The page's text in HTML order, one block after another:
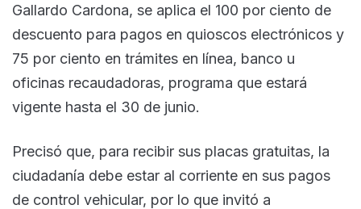
Gallardo Cardona, se aplica el 100 por ciento de
descuento para pagos en quioscos electrónicos y
75 por ciento en trámites en línea, banco u
oficinas recaudadoras, programa que estará
vigente hasta el 30 de junio.
Precisó que, para recibir sus placas gratuitas, la
ciudadanía debe estar al corriente en sus pagos
de control vehicular, por lo que invitó a